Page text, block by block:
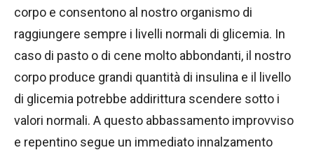
corpo e consentono al nostro organismo di
raggiungere sempre i livelli normali di glicemia. In
caso di pasto o di cene molto abbondanti, il nostro
corpo produce grandi quantità di insulina e il livello
di glicemia potrebbe addirittura scendere sotto i
valori normali. A questo abbassamento improvviso
e repentino segue un immediato innalzamento